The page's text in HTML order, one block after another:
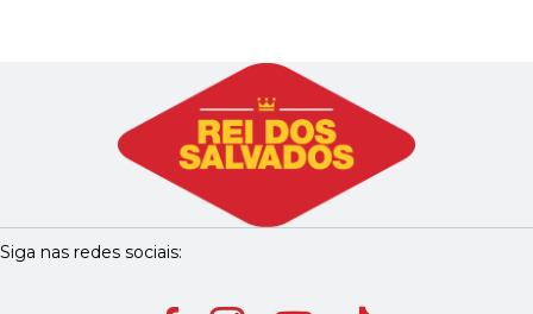
Siga nas redes sociais: